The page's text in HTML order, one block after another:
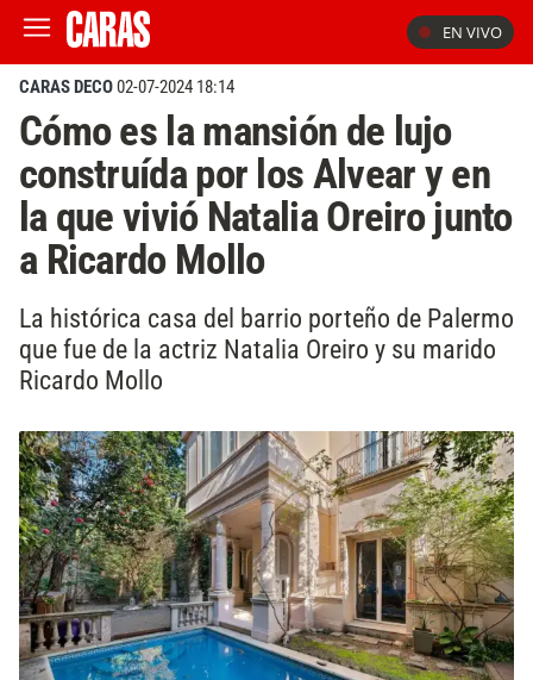
EN VIVO
CARAS DECO02-07-2024 18:14
Cómo es la mansión de lujo
construída por los Alvear y en
la que vivió Natalia Oreiro junto
a Ricardo Mollo
La histórica casa del barrio porteño de Palermo
que fue de la actriz Natalia Oreiro y su marido
Ricardo Mollo